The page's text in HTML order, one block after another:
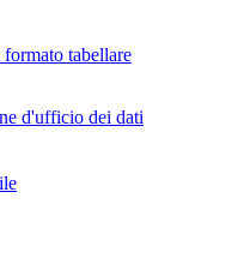
tabellare
d'ufficio dei dati